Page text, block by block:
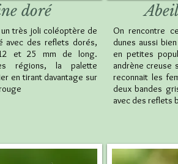
doré
très joli coléoptère de
avec des reflets dorés,
et 25 mm de long.
régions, la palette
en tirant davantage sur
On rencontre
dunes aussi
en petites
andrène creuse
reconnait les
deux bandes
avec des reflets